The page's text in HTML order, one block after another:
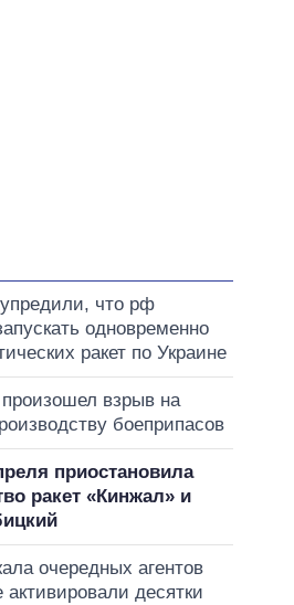
что рф
одновременно
ракет по Украине
взрыв на
боеприпасов
приостановила
ракет «Кинжал» и
очередных агентов
десятки